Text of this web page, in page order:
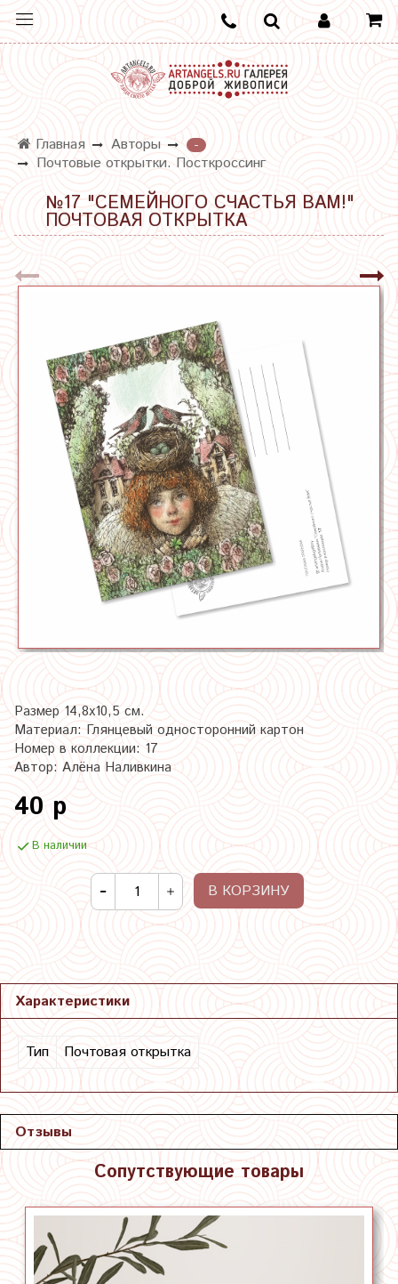
Главная Авторы
-
Почтовые открытки. Посткроссинг
№17 "СЕМЕЙНОГО СЧАСТЬЯ ВАМ!"
ПОЧТОВАЯ ОТКРЫТКА
Размер 14,8х10,5 см.
Материал: Глянцевый односторонний картон
Номер в коллекции: 17
Автор: Алёна Наливкина
40 р
В наличии
В КОРЗИНУ
Характеристики
Тип Почтовая открытка
Отзывы
Сопутствующие товары